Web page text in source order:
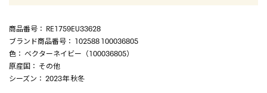
商品番号 ： RE1759EU33628
ブランド商品番号 ： 102588 100036805
色 ： ベクターネイビー（100036805）
原産国 ： その他
シーズン ： 2023年 秋冬